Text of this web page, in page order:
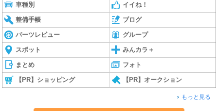
車種別 イイね！
整備手帳 ブログ
パーツレビュー グループ
スポット みんカラ＋
まとめ フォト
【PR】ショッピング 【PR】オークション
もっと見る